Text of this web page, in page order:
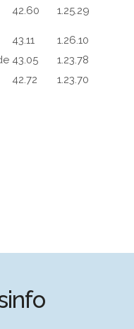
42.60 1.25.29
43.11
1.26.10
43.05
1.23.78
42.72 1.23.70